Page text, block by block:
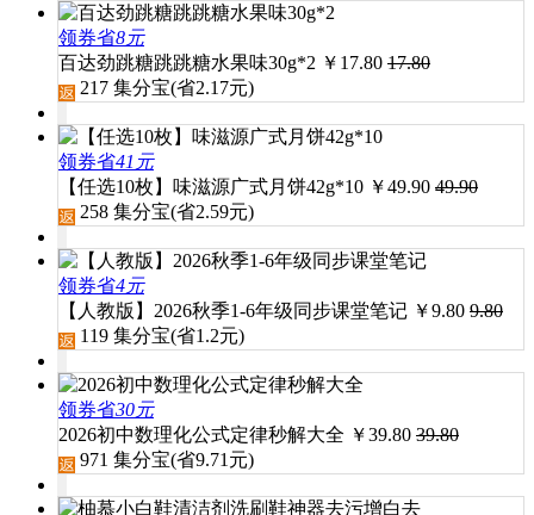
领券省8元
百达劲跳糖跳跳糖水果味30g*2 ￥ 17.80 17.80
217 集分宝(省2.17元)
领券省41元
【任选10枚】味滋源广式月饼42g*10 ￥49.90 49.90
258 集分宝(省2.59元)
领券省4元
【人教版】2026秋季1-6年级同步课堂笔记 ￥9.80 9.80
119 集分宝(省1.2元)
领券省30元
2026初中数理化公式定律秒解大全 ￥39.80 39.80
971 集分宝(省9.71 元)